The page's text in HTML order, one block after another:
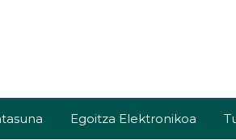
Egoitza Elektronikoa